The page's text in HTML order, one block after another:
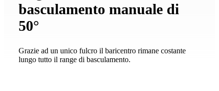
basculamento manuale di
50°
Grazie ad un unico fulcro il baricentro rimane costante
lungo tutto il range di basculamento.